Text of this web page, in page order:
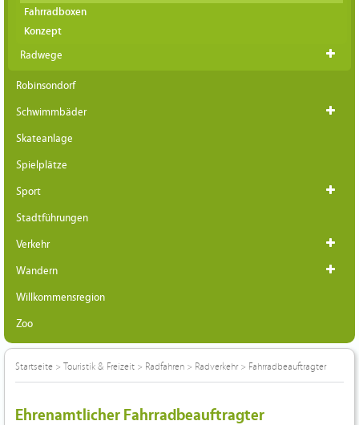
Fahrradboxen
Konzept
Radwege
Robinsondorf
Schwimmbäder
Skateanlage
Spielplätze
Sport
Stadtführungen
Verkehr
Wandern
Willkommensregion
Zoo
Startseite > Touristik & Freizeit > Radfahren > Radverkehr> Fahrradbeauftragter
Ehrenamtlicher Fahrradbeauftragter